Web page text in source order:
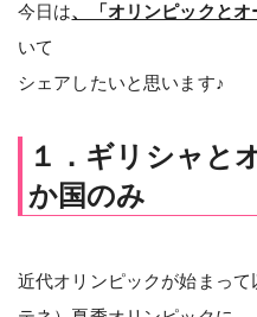
今日は、「オリンピックとオ
いて
シェアしたいと思います♪
１．ギリシャと
か国のみ
近代オリンピックが始まっ